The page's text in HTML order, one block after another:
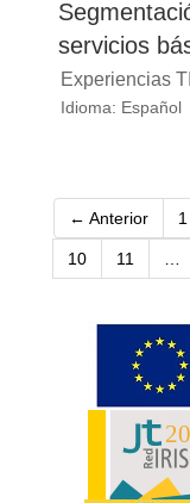
servicios
Experiencias
Idioma: Español
← Anterior 1
10 11